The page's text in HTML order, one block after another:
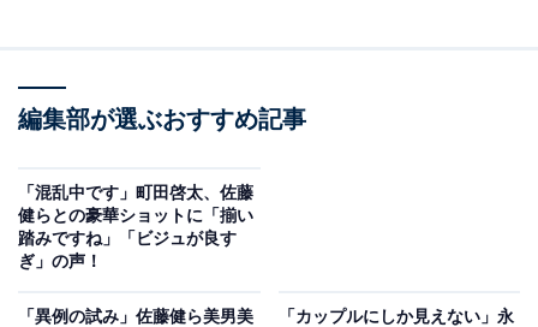
編集部が選ぶおすすめ記事
「混乱中です」町田啓太、佐藤
健らとの豪華ショットに「揃い
踏みですね」「ビジュが良す
ぎ」の声！
「異例の試み」佐藤健ら美男美
「カップルにしか見えない」永